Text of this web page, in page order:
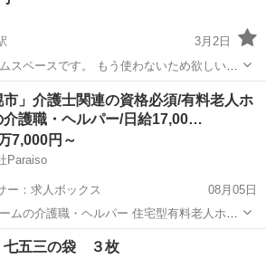
3月2日
スペースです。 もう使わないため欲しい方
自分で結んでください。 電池は取り外して
で準備してください。
郭駅 冠婚葬祭 結婚式
市」介護士関連の資格必須/有料老人ホ
介護職・ヘルパー/日給17,00…
7,000円～
Paraiso
ー：求人ボックス
08月05日
ムの介護職・ヘルパー 住宅型有料老人ホー
ペースあり)にて、ご入居者様の夜勤介護業
ます。 食事の準備、服薬管理、就寝・起
五三の袋 ３枚